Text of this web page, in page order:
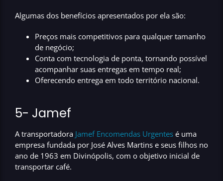
Algumas dos benefícios apresentados por ela são:
Preços mais competitivos para qualquer tamanho
de negócio;
Conta com tecnologia de ponta, tornando possível
acompanhar suas entregas em tempo real;
Oferecendo entrega em todo território nacional.
5- Jamef
A transportadora Jamef Encomendas Urgentes é uma
empresa fundada por José Alves Martins e seus filhos no
ano de 1963 em Divinópolis, com o objetivo inicial de
transportar café.